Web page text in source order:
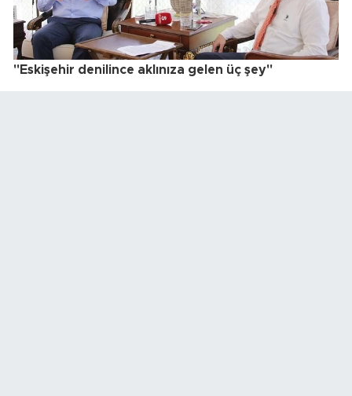
"Eskişehir denilince aklınıza gelen üç şey"